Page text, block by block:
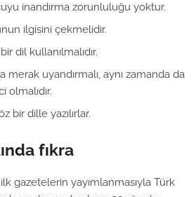
inandırma zorunluluğu yoktur.
ilgisini çekmelidir.
dil kullanılmalıdır.
uyandırmalı, aynı zamanda da
olmalıdır.
bir dille yazılırlar.
fıkra
gazetelerin yayımlanmasıyla Türk